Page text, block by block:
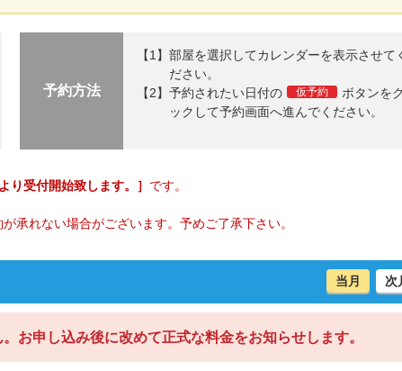
予約方法
部屋を選択してカレンダーを表示させて
ださい。
予約されたい日付の
仮予約
ボタンを
ックして予約画面へ進んでください。
り受付開始致します。］ です。
承れない場合がございます。予めご了承下さい。
当月 次
お申し込み後に改めて正式な料金をお知らせします。